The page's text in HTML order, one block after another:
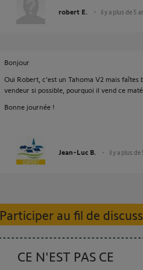
robert E. il y a plus de 5
Bonjour
Oui Robert, c'est un Tahoma V2 mais
vendeur si possible, pourquoi il vend ce
Bonne journée !
Jean-Luc B. il y a plus de
Participer au fil de
CE N'EST PAS CE